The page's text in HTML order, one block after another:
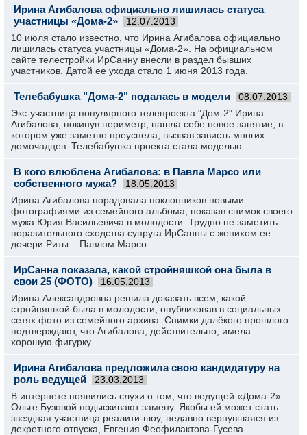
Ирина Агибалова официально лишилась статуса
участницы «Дома-2»
12.07.2013
10 июля стало известно, что Ирина Агибалова официально
лишилась статуса участницы «Дома-2». На официальном
сайте телестройки ИрСанну внесли в раздел бывших
участников. Датой ее ухода стало 1 июня 2013 года.
Телебабушка "Дома-2" подалась в модели 08.07.2013
Экс-участница популярного телепроекта "Дом-2" Ирина
Агибалова, покинув периметр, нашла себе новое занятие, в
котором уже заметно преуспела, вызвав зависть многих
домочадцев. Телебабушка проекта стала моделью.
В кого влюблена Агибалова: в Павла Марсо или
собственного мужа?
18.05.2013
Ирина Агибалова порадовала поклонников новыми
фотографиями из семейного альбома, показав снимок своего
мужа Юрия Васильевича в молодости. Трудно не заметить
поразительного сходства супруга ИрСанны с женихом ее
дочери Риты – Павлом Марсо.
ИрСанна показала, какой стройняшкой она была в
свои 25 (ФОТО)
16.05.2013
Ирина Александровна решила доказать всем, какой
стройняшкой была в молодости, опубликовав в социальных
сетях фото из семейного архива. Снимки далёкого прошлого
подтверждают, что Агибалова, действительно, имела
хорошую фигурку.
Ирина Агибалова предложила свою кандидатуру на
роль ведущей
23.03.2013
В интернете появились слухи о том, что ведущей «Дома-2»
Ольге Бузовой подыскивают замену. Якобы ей может стать
звездная участница реалити-шоу, недавно вернувшаяся из
декретного отпуска, Евгения Феофилактова-Гусева.